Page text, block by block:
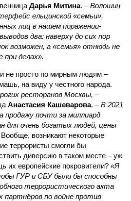
Дарья Митина. –Волошин
ельцинской «семьи»,
лиц в нашем поражении-
два: наверху до сих пор
возможен, а «семья» отнюдь не
при делах».
не просто по мирным людям –
на виду у честного народа.
ресторанов Москвы, –
Анастасия Кашеварова. –В 2021
продажу почти за миллиард
для очень богатых людей, цены
Вообще, возникают некоторые
террористы смогли бы
диверсию в таком месте – уж
их европейские покровители? «Я
ГУР и СБУ были бы способны
террористического акта
партнёров по войне против